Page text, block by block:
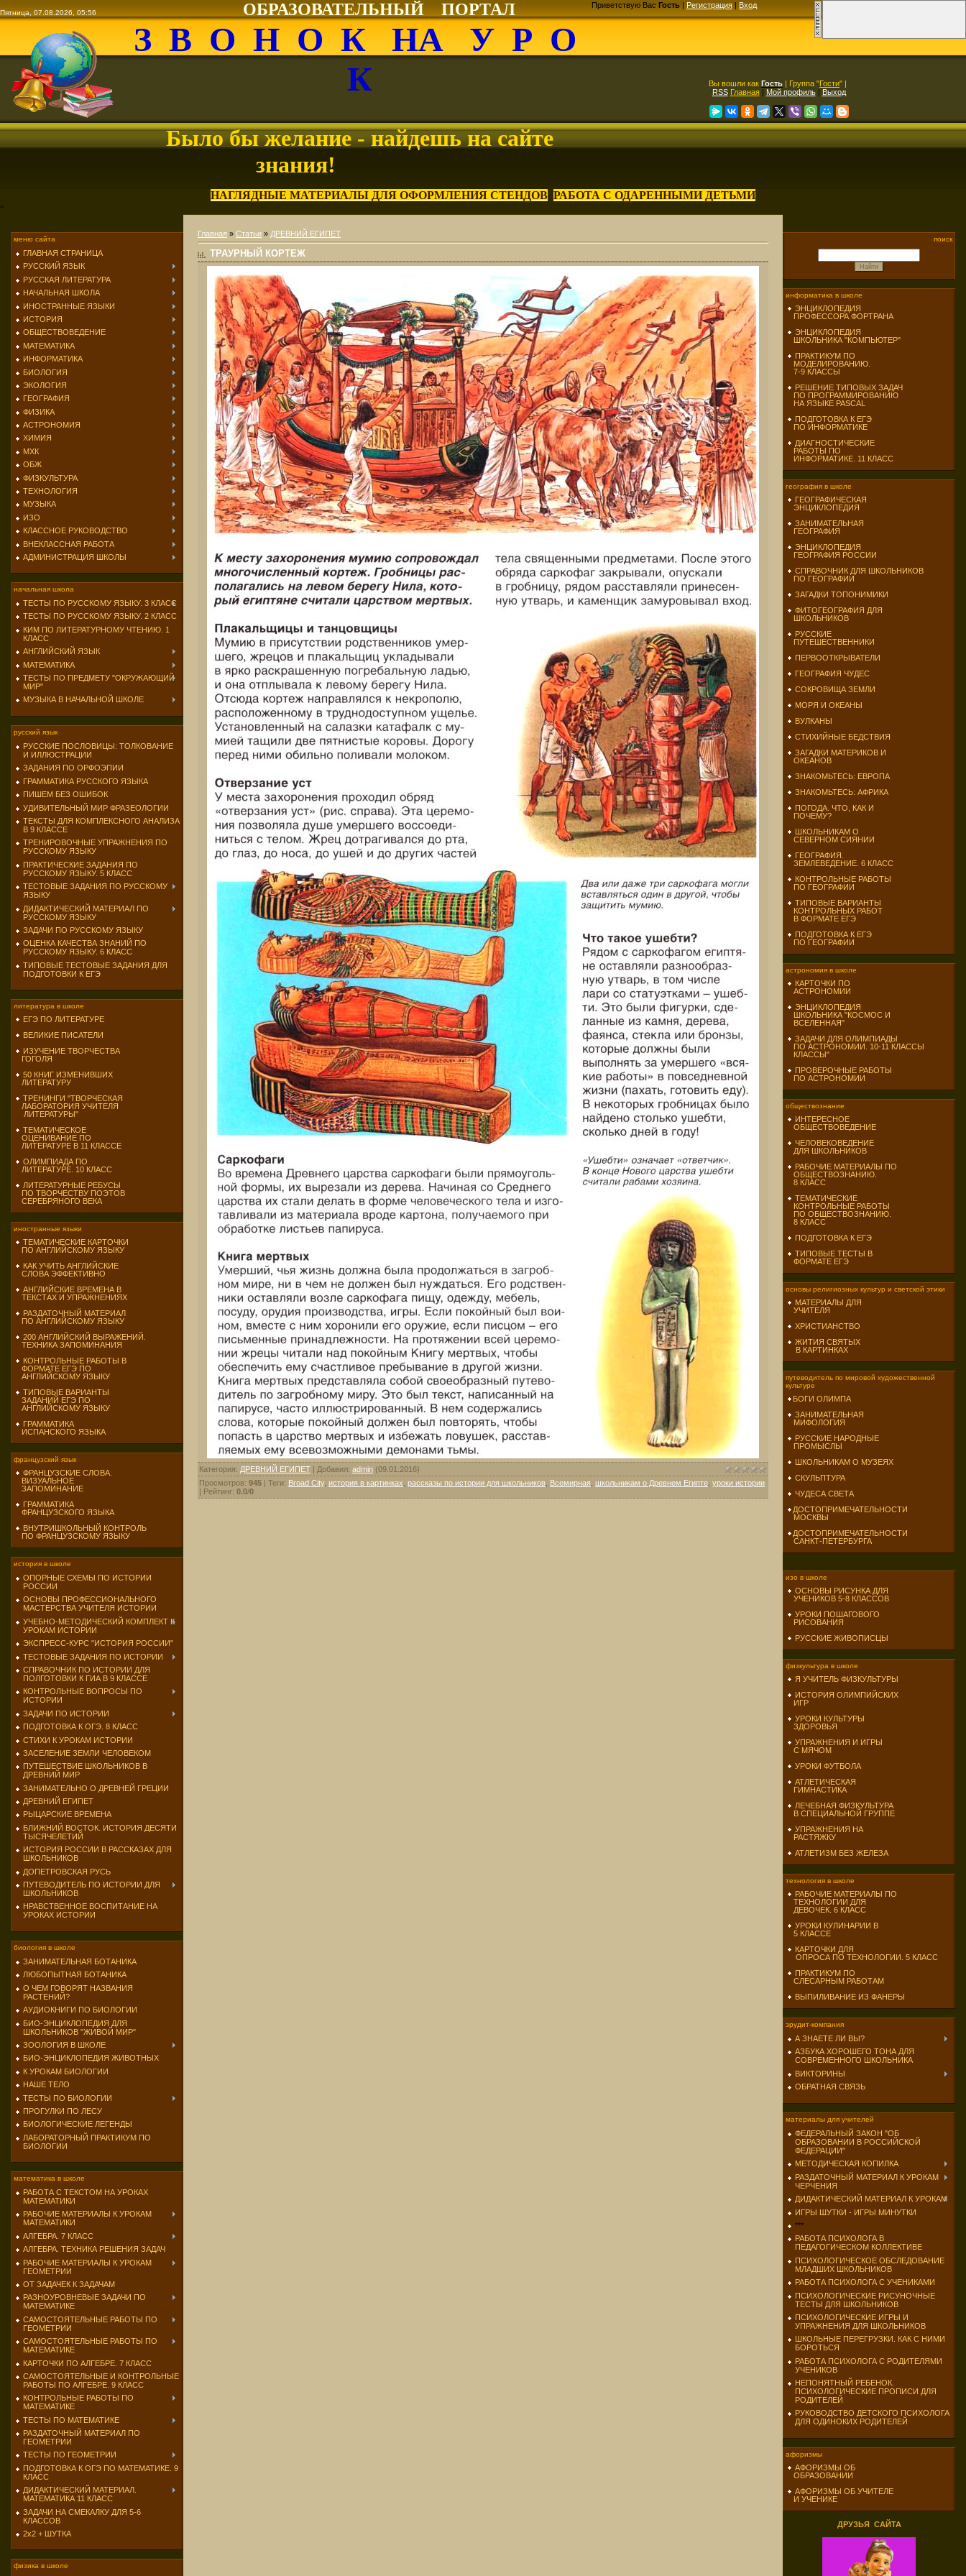
Пятница, 07.08.2026, 05:56 ОБРАЗОВАТЕЛЬНЫЙ ПОРТАЛ Приветствую Вас Гость | Регистрация | Вход
З В О Н О К НА У Р О
К
Было бы желание - найдешь на сайте
знания!
Вы вошли как Гость | Группа "Гости" |
RSS Главная| Мой профиль| Выход
НАГЛЯДНЫЕ МАТЕРИАЛЫ ДЛЯ ОФОРМЛЕНИЯ СТЕНДОВ РАБОТА С ОДАРЕННЫМИ ДЕТЬМИ
<
меню сайта
ГЛАВНАЯ СТРАНИЦА
РУССКИЙ ЯЗЫК
РУССКАЯ ЛИТЕРАТУРА
НАЧАЛЬНАЯ ШКОЛА
ИНОСТРАННЫЕ ЯЗЫКИ
ИСТОРИЯ
ОБЩЕСТВОВЕДЕНИЕ
МАТЕМАТИКА
ИНФОРМАТИКА
БИОЛОГИЯ
ЭКОЛОГИЯ
ГЕОГРАФИЯ
ФИЗИКА
АСТРОНОМИЯ
ХИМИЯ
МХК
ОБЖ
ФИЗКУЛЬТУРА
ТЕХНОЛОГИЯ
МУЗЫКА
ИЗО
КЛАССНОЕ РУКОВОДСТВО
ВНЕКЛАССНАЯ РАБОТА
АДМИНИСТРАЦИЯ ШКОЛЫ
начальная школа
ТЕСТЫ ПО РУССКОМУ ЯЗЫКУ. 3 КЛАСС
ТЕСТЫ ПО РУССКОМУ ЯЗЫКУ. 2 КЛАСС
КИМ ПО ЛИТЕРАТУРНОМУ ЧТЕНИЮ. 1
КЛАСС
АНГЛИЙСКИЙ ЯЗЫК
МАТЕМАТИКА
ТЕСТЫ ПО ПРЕДМЕТУ "ОКРУЖАЮЩИЙ
МИР"
МУЗЫКА В НАЧАЛЬНОЙ ШКОЛЕ
русский язык
РУССКИЕ ПОСЛОВИЦЫ: ТОЛКОВАНИЕ
И ИЛЛЮСТРАЦИИ
ЗАДАНИЯ ПО ОРФОЭПИИ
ГРАММАТИКА РУССКОГО ЯЗЫКА
ПИШЕМ БЕЗ ОШИБОК
УДИВИТЕЛЬНЫЙ МИР ФРАЗЕОЛОГИИ
ТЕКСТЫ ДЛЯ КОМПЛЕКСНОГО АНАЛИЗА
В 9 КЛАССЕ
ТРЕНИРОВОЧНЫЕ УПРАЖНЕНИЯ ПО
РУССКОМУ ЯЗЫКУ
ПРАКТИЧЕСКИЕ ЗАДАНИЯ ПО
РУССКОМУ ЯЗЫКУ. 5 КЛАСС
ТЕСТОВЫЕ ЗАДАНИЯ ПО РУССКОМУ
ЯЗЫКУ
ДИДАКТИЧЕСКИЙ МАТЕРИАЛ ПО
РУССКОМУ ЯЗЫКУ
ЗАДАЧИ ПО РУССКОМУ ЯЗЫКУ
ОЦЕНКА КАЧЕСТВА ЗНАНИЙ ПО
РУССКОМУ ЯЗЫКУ. 6 КЛАСС
ТИПОВЫЕ ТЕСТОВЫЕ ЗАДАНИЯ ДЛЯ
ПОДГОТОВКИ К ЕГЭ
литература в школе
ЕГЭ ПО ЛИТЕРАТУРЕ
ВЕЛИКИЕ ПИСАТЕЛИ
ИЗУЧЕНИЕ ТВОРЧЕСТВА
ГОГОЛЯ
50 КНИГ ИЗМЕНИВШИХ
ЛИТЕРАТУРУ
ТРЕНИНГИ "ТВОРЧЕСКАЯ
ЛАБОРАТОРИЯ УЧИТЕЛЯ
ЛИТЕРАТУРЫ"
ТЕМАТИЧЕСКОЕ
ОЦЕНИВАНИЕ ПО
ЛИТЕРАТУРЕ В 11 КЛАССЕ
ОЛИМПИАДА ПО
ЛИТЕРАТУРЕ. 10 КЛАСС
ЛИТЕРАТУРНЫЕ РЕБУСЫ
ПО ТВОРЧЕСТВУ ПОЭТОВ
СЕРЕБРЯНОГО ВЕКА
иностранные языки
ТЕМАТИЧЕСКИЕ КАРТОЧКИ
ПО АНГЛИЙСКОМУ ЯЗЫКУ
КАК УЧИТЬ АНГЛИЙСКИЕ
СЛОВА ЭФФЕКТИВНО
АНГЛИЙСКИЕ ВРЕМЕНА В
ТЕКСТАХ И УПРАЖНЕНИЯХ
РАЗДАТОЧНЫЙ МАТЕРИАЛ
ПО АНГЛИЙСКОМУ ЯЗЫКУ
200 АНГЛИЙСКИЙ ВЫРАЖЕНИЙ.
ТЕХНИКА ЗАПОМИНАНИЯ
КОНТРОЛЬНЫЕ РАБОТЫ В
ФОРМАТЕ ЕГЭ ПО
АНГЛИЙСКОМУ ЯЗЫКУ
ТИПОВЫЕ ВАРИАНТЫ
ЗАДАНИЙ ЕГЭ ПО
АНГЛИЙСКОМУ ЯЗЫКУ
ГРАММАТИКА
ИСПАНСКОГО ЯЗЫКА
французский язык
ФРАНЦУЗСКИЕ СЛОВА.
ВИЗУАЛЬНОЕ
ЗАПОМИНАНИЕ
ГРАММАТИКА
ФРАНЦУЗСКОГО ЯЗЫКА
ВНУТРИШКОЛЬНЫЙ КОНТРОЛЬ
ПО ФРАНЦУЗСКОМУ ЯЗЫКУ
история в школе
ОПОРНЫЕ СХЕМЫ ПО ИСТОРИИ
РОССИИ
ОСНОВЫ ПРОФЕССИОНАЛЬНОГО
МАСТЕРСТВА УЧИТЕЛЯ ИСТОРИИ
УЧЕБНО-МЕТОДИЧЕСКИЙ КОМПЛЕКТ К
УРОКАМ ИСТОРИИ
ЭКСПРЕСС-КУРС "ИСТОРИЯ РОССИИ"
ТЕСТОВЫЕ ЗАДАНИЯ ПО ИСТОРИИ
СПРАВОЧНИК ПО ИСТОРИИ ДЛЯ
ПОЛГОТОВКИ К ГИА В 9 КЛАССЕ
КОНТРОЛЬНЫЕ ВОПРОСЫ ПО
ИСТОРИИ
ЗАДАЧИ ПО ИСТОРИИ
ПОДГОТОВКА К ОГЭ. 8 КЛАСС
СТИХИ К УРОКАМ ИСТОРИИ
ЗАСЕЛЕНИЕ ЗЕМЛИ ЧЕЛОВЕКОМ
ПУТЕШЕСТВИЕ ШКОЛЬНИКОВ В
ДРЕВНИЙ МИР
ЗАНИМАТЕЛЬНО О ДРЕВНЕЙ ГРЕЦИИ
ДРЕВНИЙ ЕГИПЕТ
РЫЦАРСКИЕ ВРЕМЕНА
БЛИЖНИЙ ВОСТОК. ИСТОРИЯ ДЕСЯТИ
ТЫСЯЧЕЛЕТИЙ
ИСТОРИЯ РОССИИ В РАССКАЗАХ ДЛЯ
ШКОЛЬНИКОВ
ДОПЕТРОВСКАЯ РУСЬ
ПУТЕВОДИТЕЛЬ ПО ИСТОРИИ ДЛЯ
ШКОЛЬНИКОВ
НРАВСТВЕННОЕ ВОСПИТАНИЕ НА
УРОКАХ ИСТОРИИ
биология в школе
ЗАНИМАТЕЛЬНАЯ БОТАНИКА
ЛЮБОПЫТНАЯ БОТАНИКА
О ЧЕМ ГОВОРЯТ НАЗВАНИЯ
РАСТЕНИЙ?
АУДИОКНИГИ ПО БИОЛОГИИ
БИО-ЭНЦИКЛОПЕДИЯ ДЛЯ
ШКОЛЬНИКОВ "ЖИВОЙ МИР"
ЗООЛОГИЯ В ШКОЛЕ
БИО-ЭНЦИКЛОПЕДИЯ ЖИВОТНЫХ
К УРОКАМ БИОЛОГИИ
НАШЕ ТЕЛО
ТЕСТЫ ПО БИОЛОГИИ
ПРОГУЛКИ ПО ЛЕСУ
БИОЛОГИЧЕСКИЕ ЛЕГЕНДЫ
ЛАБОРАТОРНЫЙ ПРАКТИКУМ ПО
БИОЛОГИИ
математика в школе
РАБОТА С ТЕКСТОМ НА УРОКАХ
МАТЕМАТИКИ
РАБОЧИЕ МАТЕРИАЛЫ К УРОКАМ
МАТЕМАТИКИ
АЛГЕБРА. 7 КЛАСС
АЛГЕБРА. ТЕХНИКА РЕШЕНИЯ ЗАДАЧ
РАБОЧИЕ МАТЕРИАЛЫ К УРОКАМ
ГЕОМЕТРИИ
ОТ ЗАДАЧЕК К ЗАДАЧАМ
РАЗНОУРОВНЕВЫЕ ЗАДАЧИ ПО
МАТЕМАТИКЕ
САМОСТОЯТЕЛЬНЫЕ РАБОТЫ ПО
ГЕОМЕТРИИ
САМОСТОЯТЕЛЬНЫЕ РАБОТЫ ПО
МАТЕМАТИКЕ
КАРТОЧКИ ПО АЛГЕБРЕ. 7 КЛАСС
САМОСТОЯТЕЛЬНЫЕ И КОНТРОЛЬНЫЕ
РАБОТЫ ПО АЛГЕБРЕ. 9 КЛАСС
КОНТРОЛЬНЫЕ РАБОТЫ ПО
МАТЕМАТИКЕ
ТЕСТЫ ПО МАТЕМАТИКЕ
РАЗДАТОЧНЫЙ МАТЕРИАЛ ПО
ГЕОМЕТРИИ
ТЕСТЫ ПО ГЕОМЕТРИИ
ПОДГОТОВКА К ОГЭ ПО МАТЕМАТИКЕ. 9
КЛАСС
ДИДАКТИЧЕСКИЙ МАТЕРИАЛ.
МАТЕМАТИКА 11 КЛАСС
ЗАДАЧИ НА СМЕКАЛКУ ДЛЯ 5-6
КЛАССОВ
2х2 + ШУТКА
физика в школе
Главная » Статьи » ДРЕВНИЙ ЕГИПЕТ
ТРАУРНЫЙ КОРТЕЖ
Категория: ДРЕВНИЙ ЕГИПЕТ | Добавил: admin (09.01.2016)
Просмотров: 945 | Теги: Broad City, история в картинках рассказы по истории для школьников Всемирная школьникам о Древнем Египте уроки истории
| Рейтинг: 0.0/0
поиск
информатика в школе
ЭНЦИКЛОПЕДИЯ
ПРОФЕССОРА ФОРТРАНА
ЭНЦИКЛОПЕДИЯ
ШКОЛЬНИКА "КОМПЬЮТЕР"
ПРАКТИКУМ ПО
МОДЕЛИРОВАНИЮ.
7-9 КЛАССЫ
РЕШЕНИЕ ТИПОВЫХ ЗАДАЧ
ПО ПРОГРАММИРОВАНИЮ
НА ЯЗЫКЕ PASCAL
ПОДГОТОВКА К ЕГЭ
ПО ИНФОРМАТИКЕ
ДИАГНОСТИЧЕСКИЕ
РАБОТЫ ПО
ИНФОРМАТИКЕ. 11 КЛАСС
география в школе
ГЕОГРАФИЧЕСКАЯ
ЭНЦИКЛОПЕДИЯ
ЗАНИМАТЕЛЬНАЯ
ГЕОГРАФИЯ
ЭНЦИКЛОПЕДИЯ
ГЕОГРАФИЯ РОССИИ
СПРАВОЧНИК ДЛЯ ШКОЛЬНИКОВ
ПО ГЕОГРАФИИ
ЗАГАДКИ ТОПОНИМИКИ
ФИТОГЕОГРАФИЯ ДЛЯ
ШКОЛЬНИКОВ
РУССКИЕ
ПУТЕШЕСТВЕННИКИ
ПЕРВООТКРЫВАТЕЛИ
ГЕОГРАФИЯ ЧУДЕС
СОКРОВИЩА ЗЕМЛИ
МОРЯ И ОКЕАНЫ
ВУЛКАНЫ
СТИХИЙНЫЕ БЕДСТВИЯ
ЗАГАДКИ МАТЕРИКОВ И
ОКЕАНОВ
ЗНАКОМЬТЕСЬ: ЕВРОПА
ЗНАКОМЬТЕСЬ: АФРИКА
ПОГОДА. ЧТО, КАК И
ПОЧЕМУ?
ШКОЛЬНИКАМ О
СЕВЕРНОМ СИЯНИИ
ГЕОГРАФИЯ.
ЗЕМЛЕВЕДЕНИЕ. 6 КЛАСС
КОНТРОЛЬНЫЕ РАБОТЫ
ПО ГЕОГРАФИИ
ТИПОВЫЕ ВАРИАНТЫ
КОНТРОЛЬНЫХ РАБОТ
В ФОРМАТЕ ЕГЭ
ПОДГОТОВКА К ЕГЭ
ПО ГЕОГРАФИИ
астрономия в школе
КАРТОЧКИ ПО
АСТРОНОМИИ
ЭНЦИКЛОПЕДИЯ
ШКОЛЬНИКА "КОСМОС И
ВСЕЛЕННАЯ"
ЗАДАЧИ ДЛЯ ОЛИМПИАДЫ
ПО АСТРОНОМИИ. 10-11 КЛАССЫ
КЛАССЫ"
ПРОВЕРОЧНЫЕ РАБОТЫ
ПО АСТРОНОМИИ
обществознание
ИНТЕРЕСНОЕ
ОБЩЕСТВОВЕДЕНИЕ
ЧЕЛОВЕКОВЕДЕНИЕ
ДЛЯ ШКОЛЬНИКОВ
РАБОЧИЕ МАТЕРИАЛЫ ПО
ОБЩЕСТВОЗНАНИЮ.
8 КЛАСС
ТЕМАТИЧЕСКИЕ
КОНТРОЛЬНЫЕ РАБОТЫ
ПО ОБЩЕСТВОЗНАНИЮ.
8 КЛАСС
ПОДГОТОВКА К ЕГЭ
ТИПОВЫЕ ТЕСТЫ В
ФОРМАТЕ ЕГЭ
основы религиозных культур и светской этики
МАТЕРИАЛЫ ДЛЯ
УЧИТЕЛЯ
ХРИСТИАНСТВО
ЖИТИЯ СВЯТЫХ
В КАРТИНКАХ
путеводитель по мировой художественной
культуре
БОГИ ОЛИМПА
ЗАНИМАТЕЛЬНАЯ
МИФОЛОГИЯ
РУССКИЕ НАРОДНЫЕ
ПРОМЫСЛЫ
ШКОЛЬНИКАМ О МУЗЕЯХ
СКУЛЬПТУРА
ЧУДЕСА СВЕТА
ДОСТОПРИМЕЧАТЕЛЬНОСТИ
МОСКВЫ
ДОСТОПРИМЕЧАТЕЛЬНОСТИ
САНКТ-ПЕТЕРБУРГА
изо в школе
ОСНОВЫ РИСУНКА ДЛЯ
УЧЕНИКОВ 5-8 КЛАССОВ
УРОКИ ПОШАГОВОГО
РИСОВАНИЯ
РУССКИЕ ЖИВОПИСЦЫ
физкультура в школе
Я УЧИТЕЛЬ ФИЗКУЛЬТУРЫ
ИСТОРИЯ ОЛИМПИЙСКИХ
ИГР
УРОКИ КУЛЬТУРЫ
ЗДОРОВЬЯ
УПРАЖНЕНИЯ И ИГРЫ
С МЯЧОМ
УРОКИ ФУТБОЛА
АТЛЕТИЧЕСКАЯ
ГИМНАСТИКА
ЛЕЧЕБНАЯ ФИЗКУЛЬТУРА
В СПЕЦИАЛЬНОЙ ГРУППЕ
УПРАЖНЕНИЯ НА
РАСТЯЖКУ
АТЛЕТИЗМ БЕЗ ЖЕЛЕЗА
технология в школе
РАБОЧИЕ МАТЕРИАЛЫ ПО
ТЕХНОЛОГИИ ДЛЯ
ДЕВОЧЕК. 6 КЛАСС
УРОКИ КУЛИНАРИИ В
5 КЛАССЕ
КАРТОЧКИ ДЛЯ
ОПРОСА ПО ТЕХНОЛОГИИ. 5 КЛАСС
ПРАКТИКУМ ПО
СЛЕСАРНЫМ РАБОТАМ
ВЫПИЛИВАНИЕ ИЗ ФАНЕРЫ
эрудит-компания
А ЗНАЕТЕ ЛИ ВЫ?
АЗБУКА ХОРОШЕГО ТОНА ДЛЯ
СОВРЕМЕННОГО ШКОЛЬНИКА
ВИКТОРИНЫ
ОБРАТНАЯ СВЯЗЬ
материалы для учителей
ФЕДЕРАЛЬНЫЙ ЗАКОН "ОБ
ОБРАЗОВАНИИ В РОССИЙСКОЙ
ФЕДЕРАЦИИ"
МЕТОДИЧЕСКАЯ КОПИЛКА
РАЗДАТОЧНЫЙ МАТЕРИАЛ К УРОКАМ
ЧЕРЧЕНИЯ
ДИДАКТИЧЕСКИЙ МАТЕРИАЛ К УРОКАМ
ИГРЫ ШУТКИ - ИГРЫ МИНУТКИ
***
РАБОТА ПСИХОЛОГА В
ПЕДАГОГИЧЕСКОМ КОЛЛЕКТИВЕ
ПСИХОЛОГИЧЕСКОЕ ОБСЛЕДОВАНИЕ
МЛАДШИХ ШКОЛЬНИКОВ
РАБОТА ПСИХОЛОГА С УЧЕНИКАМИ
ПСИХОЛОГИЧЕСКИЕ РИСУНОЧНЫЕ
ТЕСТЫ ДЛЯ ШКОЛЬНИКОВ
ПСИХОЛОГИЧЕСКИЕ ИГРЫ И
УПРАЖНЕНИЯ ДЛЯ ШКОЛЬНИКОВ
ШКОЛЬНЫЕ ПЕРЕГРУЗКИ. КАК С НИМИ
БОРОТЬСЯ
РАБОТА ПСИХОЛОГА С РОДИТЕЛЯМИ
УЧЕНИКОВ
НЕПОНЯТНЫЙ РЕБЕНОК.
ПСИХОЛОГИЧЕСКИЕ ПРОПИСИ ДЛЯ
РОДИТЕЛЕЙ
РУКОВОДСТВО ДЕТСКОГО ПСИХОЛОГА
ДЛЯ ОДИНОКИХ РОДИТЕЛЕЙ
афоризмы
АФОРИЗМЫ ОБ
ОБРАЗОВАНИИ
АФОРИЗМЫ ОБ УЧИТЕЛЕ
И УЧЕНИКЕ
ДРУЗЬЯ САЙТА